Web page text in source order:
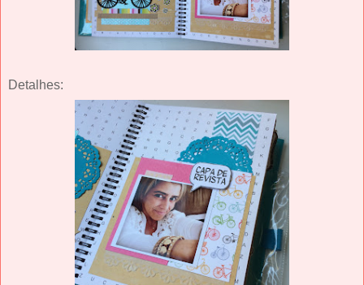
Detalhes: